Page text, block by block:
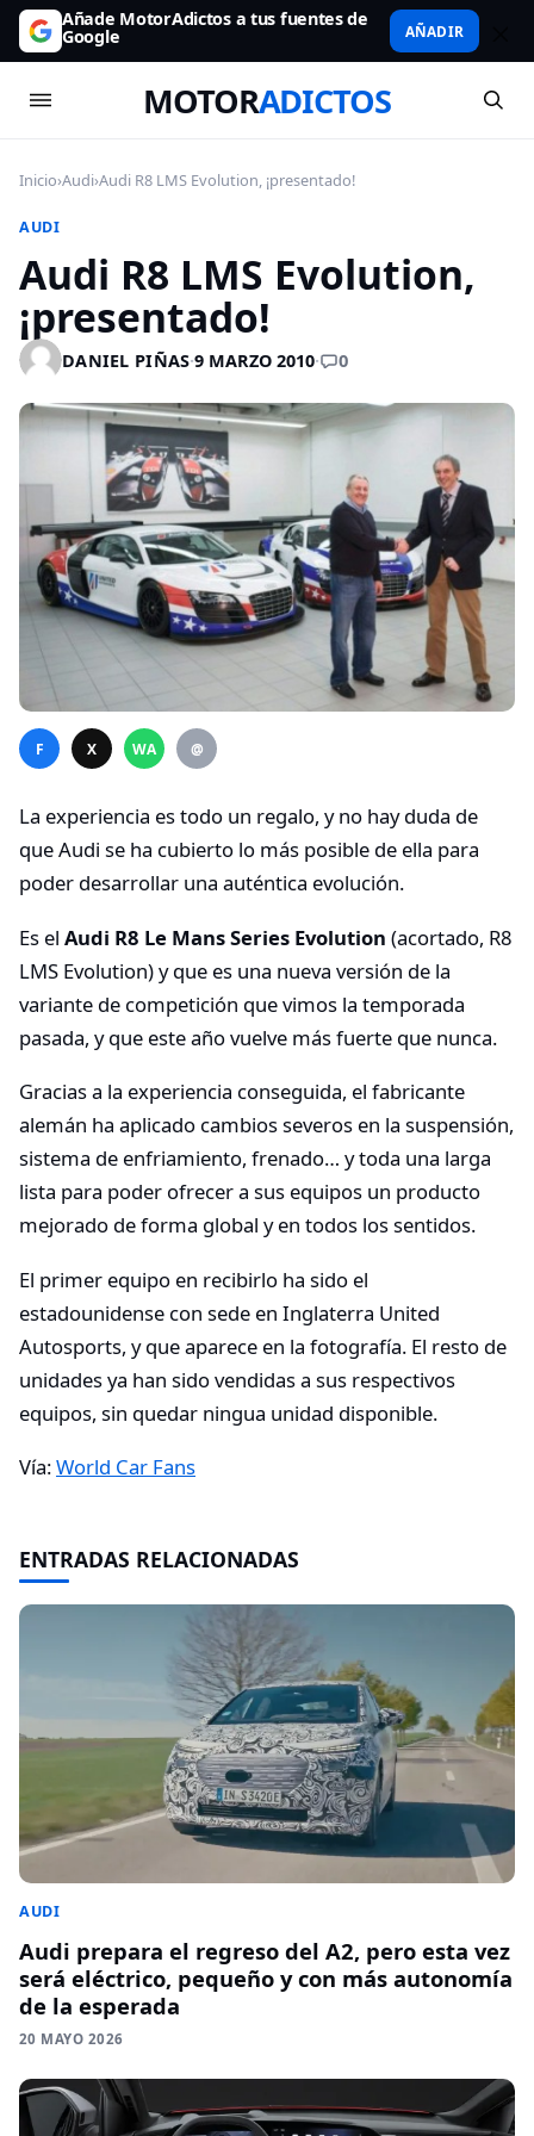
Añade MotorAdictos a tus fuentes de
Google AÑADIR
MOTORADICTOS
Inicio›Audi›Audi R8 LMS Evolution, ¡presentado!
AUDI
Audi R8 LMS Evolution,
¡presentado!
DANIEL PIÑAS·9 MARZO 2010· 0
F X WA @
La experiencia es todo un regalo, y no hay duda de
que Audi se ha cubierto lo más posible de ella para
poder desarrollar una auténtica evolución.
Es el Audi R8 Le Mans Series Evolution (acortado, R8
LMS Evolution) y que es una nueva versión de la
variante de competición que vimos la temporada
pasada, y que este año vuelve más fuerte que nunca.
Gracias a la experiencia conseguida, el fabricante
alemán ha aplicado cambios severos en la suspensión,
sistema de enfriamiento, frenado… y toda una larga
lista para poder ofrecer a sus equipos un producto
mejorado de forma global y en todos los sentidos.
El primer equipo en recibirlo ha sido el
estadounidense con sede en Inglaterra United
Autosports, y que aparece en la fotografía. El resto de
unidades ya han sido vendidas a sus respectivos
equipos, sin quedar ningua unidad disponible.
Vía:World Car Fans
ENTRADAS RELACIONADAS
AUDI
Audi prepara el regreso del A2, pero esta vez
será eléctrico, pequeño y con más autonomía
de la esperada
20 MAYO 2026